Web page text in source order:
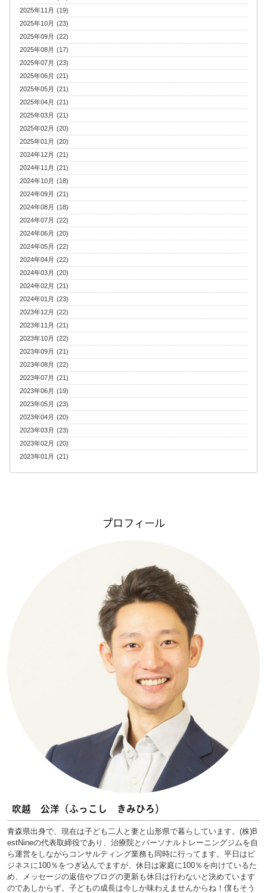
2025年11月 (19)
2025年10月 (23)
2025年09月 (22)
2025年08月 (17)
2025年07月 (23)
2025年06月 (21)
2025年05月 (21)
2025年04月 (21)
2025年03月 (21)
2025年02月 (20)
2025年01月 (20)
2024年12月 (21)
2024年11月 (21)
2024年10月 (18)
2024年09月 (21)
2024年08月 (18)
2024年07月 (22)
2024年06月 (20)
2024年05月 (22)
2024年04月 (22)
2024年03月 (20)
2024年02月 (21)
2024年01月 (23)
2023年12月 (22)
2023年11月 (21)
2023年10月 (22)
2023年09月 (21)
2023年08月 (22)
2023年07月 (21)
2023年06月 (19)
2023年05月 (23)
2023年04月 (20)
2023年03月 (23)
2023年02月 (20)
2023年01月 (21)
プロフィール
吹越 公洋（ふっこし きみひろ）
青森県出身で、現在は子ども二人と妻と山形県で暮らしています。(株)B
estNineの代表取締役であり、治療院とパーソナルトレーニングジムを自
ら運営をしながらコンサルティング業務も同時に行ってます。平日はビ
ジネスに100％をつぎ込んでますが、休日は家庭に100％を向けているた
め、メッセージの返信やブログの更新も休日は行わないと決めています
のであしからず。子どもの成長は今しか味わえませんからね！僕もそう